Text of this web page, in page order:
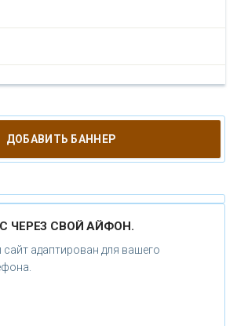
ДОБАВИТЬ БАННЕР
ЧЕРЕЗ СВОЙ АЙФОН.
адаптирован для вашего